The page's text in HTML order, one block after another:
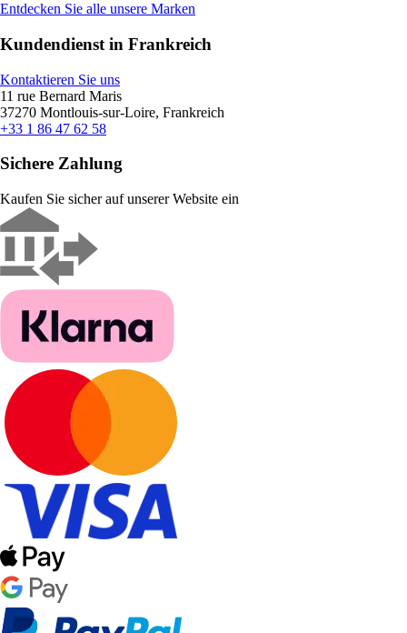
Entdecken Sie alle unsere Marken
Kundendienst in Frankreich
Kontaktieren Sie uns
11 rue Bernard Maris
37270 Montlouis-sur-Loire, Frankreich
+33 1 86 47 62 58
Sichere Zahlung
Kaufen Sie sicher auf unserer Website ein